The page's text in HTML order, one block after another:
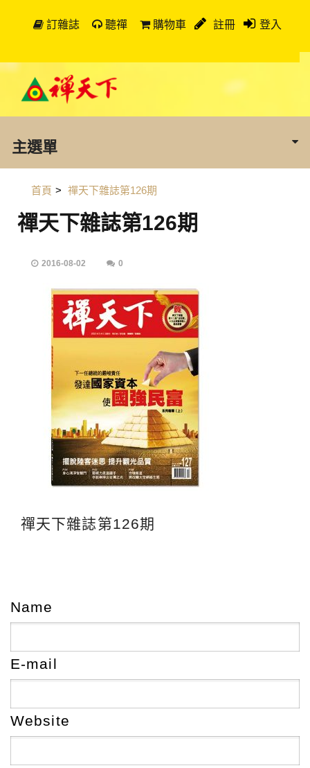
訂雜誌 聽禪 購物車 註冊 登入
主選單
首頁 > 禪天下雜誌第126期
禪天下雜誌第126期
2016-08-02 0
禪天下雜誌第126期
Name
E-mail
Website